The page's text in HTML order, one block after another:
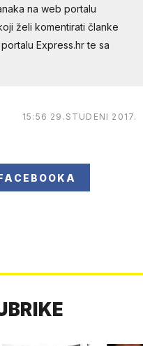
na web portalu
želi komentirati članke
Express.hr te sa
15:56 29.STUDENI 2017.